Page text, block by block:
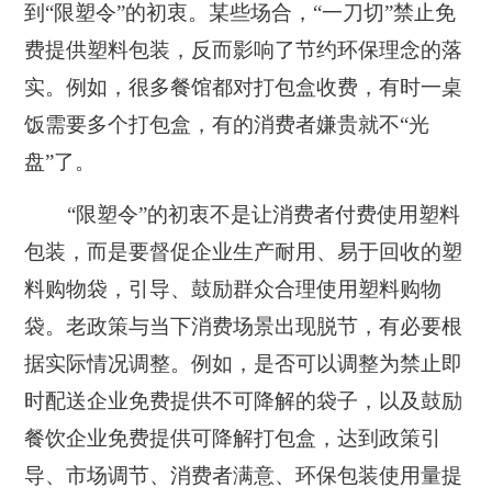
到“限塑令”的初衷。某些场合，“一刀切”禁止免
费提供塑料包装，反而影响了节约环保理念的落
实。例如，很多餐馆都对打包盒收费，有时一桌
饭需要多个打包盒，有的消费者嫌贵就不“光
盘”了。
“限塑令”的初衷不是让消费者付费使用塑料
包装，而是要督促企业生产耐用、易于回收的塑
料购物袋，引导、鼓励群众合理使用塑料购物
袋。老政策与当下消费场景出现脱节，有必要根
据实际情况调整。例如，是否可以调整为禁止即
时配送企业免费提供不可降解的袋子，以及鼓励
餐饮企业免费提供可降解打包盒，达到政策引
导、市场调节、消费者满意、环保包装使用量提